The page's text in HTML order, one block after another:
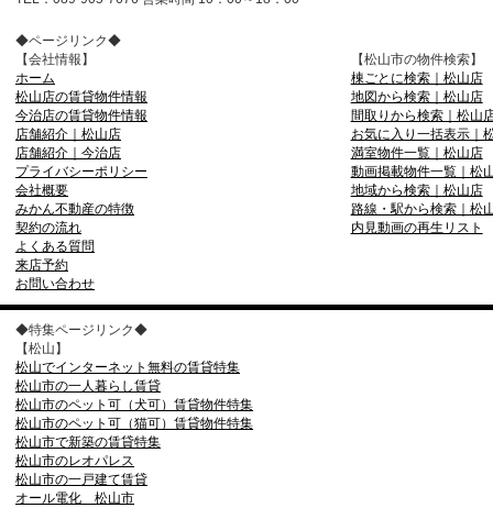
◆ページリンク◆
【会社情報】
ホーム
松山店の賃貸物件情報
今治店の賃貸物件情報
店舗紹介｜松山店
店舗紹介｜今治店
プライバシーポリシー
会社概要
みかん不動産の特徴
契約の流れ
よくある質問
来店予約
お問い合わせ
【松山市の物件検索】
棟ごとに検索｜松山店
地図から検索｜松山店
間取りから検索｜松山
お気に入り一括表示｜
満室物件一覧｜松山店
動画掲載物件一覧｜松
地域から検索｜松山店
路線・駅から検索｜松
内見動画の再生リスト
◆特集ページリンク◆
【松山】
松山でインターネット無料の賃貸特集
松山市の一人暮らし賃貸
松山市のペット可（犬可）賃貸物件特集
松山市のペット可（猫可）賃貸物件特集
松山市で新築の賃貸特集
松山市のレオパレス
松山市の一戸建て賃貸
オール電化 松山市